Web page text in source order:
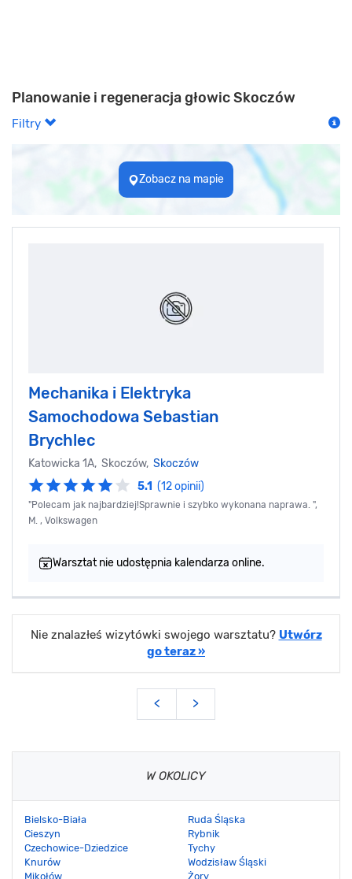
Planowanie i regeneracja głowic Skoczów
Filtry
Zobacz na mapie
Mechanika i Elektryka
Samochodowa Sebastian
Brychlec
Katowicka 1A, Skoczów, Skoczów
5.1 (12 opinii)
"Polecam jak najbardziej!Sprawnie i szybko wykonana naprawa. ",
M. , Volkswagen
Warsztat nie udostępnia kalendarza online.
Nie znalazłeś wizytówki swojego warsztatu? Utwórz
go teraz »
< >
W OKOLICY
Bielsko-Biała
Cieszyn
Czechowice-Dziedzice
Knurów
Mikołów
Ruda Śląska
Rybnik
Tychy
Wodzisław Śląski
Żory